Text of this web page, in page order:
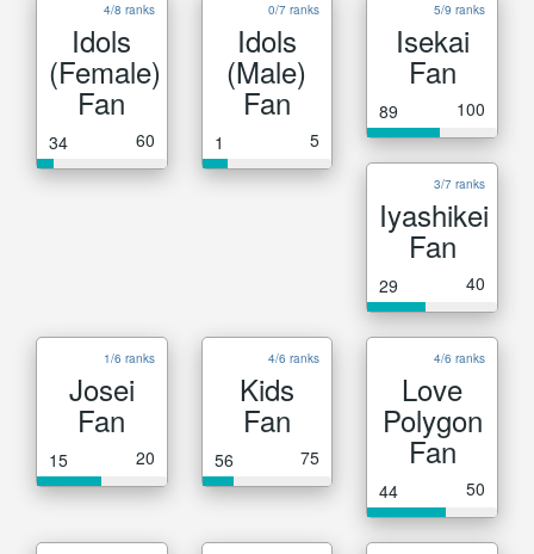
4/8 ranks
Idols
(Female)
Fan
34 60
0/7 ranks
Idols
(Male)
Fan
1 5
5/9 ranks
Isekai
Fan
89 100
3/7 ranks
Iyashikei
Fan
29 40
1/6 ranks
Josei
Fan
15 20
4/6 ranks
Kids
Fan
56 75
4/6 ranks
Love
Polygon
Fan
44 50